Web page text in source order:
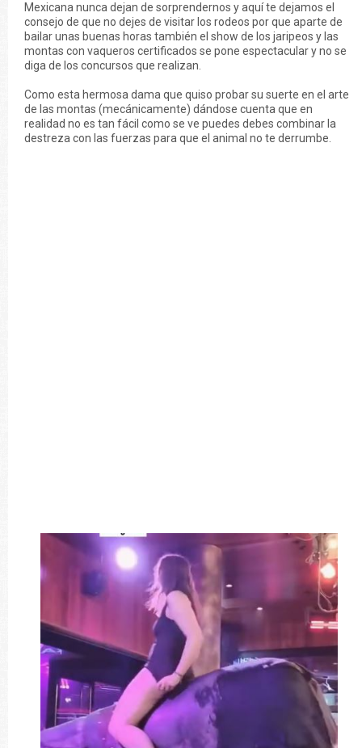
Mexicana nunca dejan de sorprendernos y aquí te dejamos el
consejo de que no dejes de visitar los rodeos por que aparte de
bailar unas buenas horas también el show de los jaripeos y las
montas con vaqueros certificados se pone espectacular y no se
diga de los concursos que realizan.
Como esta hermosa dama que quiso probar su suerte en el arte
de las montas (mecánicamente) dándose cuenta que en
realidad no es tan fácil como se ve puedes debes combinar la
destreza con las fuerzas para que el animal no te derrumbe.